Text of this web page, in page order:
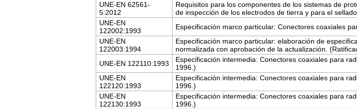
UNE-EN 62561-
5:2012
Requisitos para los componentes de los sistemas de
de inspección de los electrodos de tierra y para el
UNE-EN
122002:1993
Especificación marco particular: Conectores coaxiales
UNE-EN
122003:1994
Especificación marco particular: elaboración de
normalizada con aprobación de la actualización.
UNE-EN 122110:1993
Especificación intermedia: Conectores coaxiales para
1996.)
UNE-EN
122120:1993
Especificación intermedia: Conectores coaxiales para
1996.)
UNE-EN
122130:1993
Especificación intermedia: Conectores coaxiales para
1996.)